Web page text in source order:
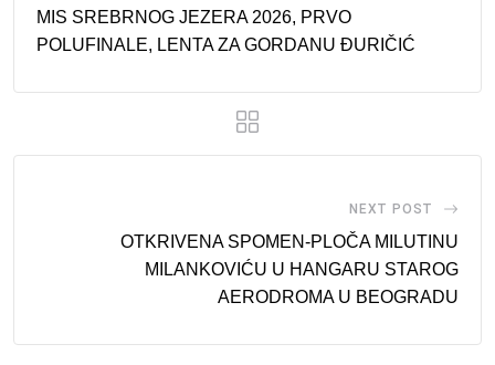
MIS SREBRNOG JEZERA 2026, PRVO
POLUFINALE, LENTA ZA GORDANU ĐURIČIĆ
NEXT POST
OTKRIVENA SPOMEN-PLOČA MILUTINU
MILANKOVIĆU U HANGARU STAROG
AERODROMA U BEOGRADU